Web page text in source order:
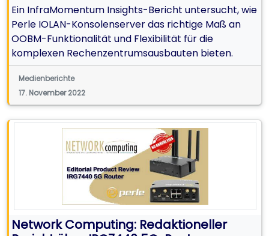
Ein InfraMomentum Insights-Bericht untersucht, wie
Perle IOLAN-Konsolenserver das richtige Maß an
OOBM-Funktionalität und Flexibilität für die
komplexen Rechenzentrumsausbauten bieten.
Medienberichte
17. November 2022
Network Computing: Redaktioneller